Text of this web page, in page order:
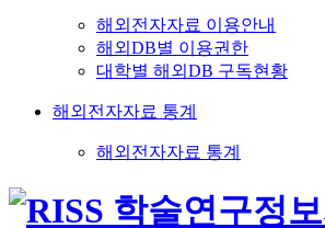
해외전자자료 이용안내
해외DB별 이용권한
대학별 해외DB 구독현황
해외전자자료 통계
해외전자자료 통계